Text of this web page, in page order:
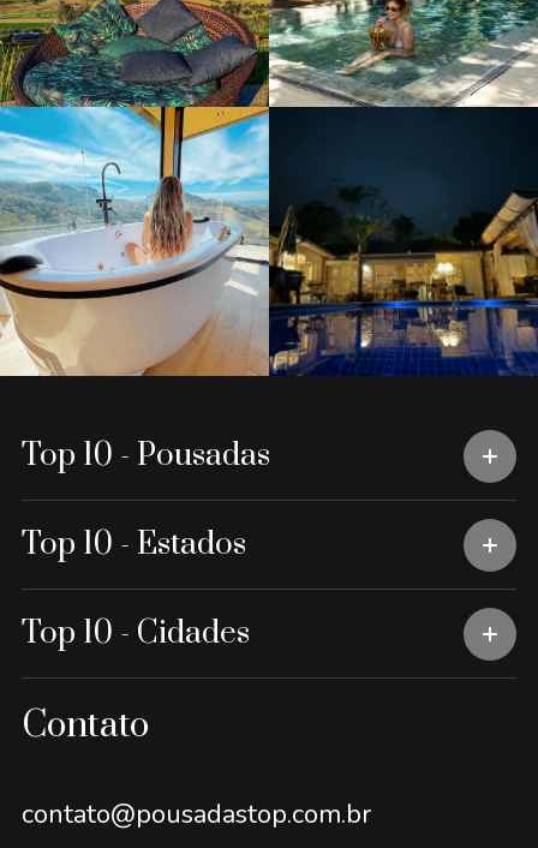
Top 10 - Pousadas
Top 10 - Estados
Top 10 - Cidades
Contato
contato@pousadastop.com.br